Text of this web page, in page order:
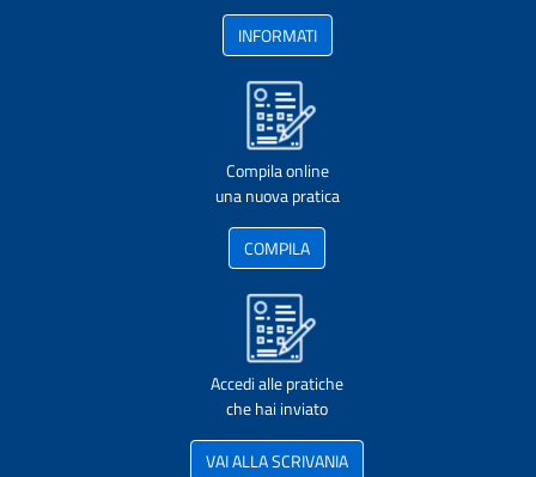
INFORMATI
Compila online
una nuova pratica
COMPILA
Accedi alle pratiche
che hai inviato
VAI ALLA SCRIVANIA